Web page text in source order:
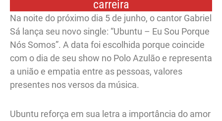
carreira
Na noite do próximo dia 5 de junho, o cantor Gabriel
Sá lança seu novo single: “Ubuntu – Eu Sou Porque
Nós Somos”. A data foi escolhida porque coincide
com o dia de seu show no Polo Azulão e representa
a união e empatia entre as pessoas, valores
presentes nos versos da música.
Ubuntu reforça em sua letra a importância do amor